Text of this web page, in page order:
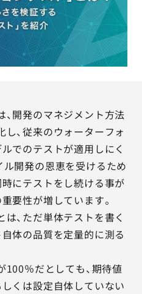
合わせ専用番号
4864
は 03-5333-1246
開発のマネジメント方法
、従来のウォーターフォ
でのテストが適用しにく
ル開発の恩恵を受けるため
にテストをし続ける事が
要性が増しています。
、ただ単体テストを書く
体の品質を定量的に測る
％だとしても、期待値
くは設定自体していない